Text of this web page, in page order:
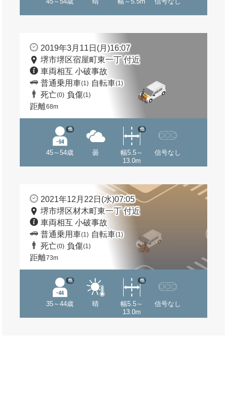
2019年3月11日(月)16:07
堺市堺区宿屋町東一丁 付近
車両相互 小破事故
普通乗用車(1) 自転車(1)
死亡(0) 負傷(1)
距離68m
45～54歳
他
曇
幅5.5～
13.0m
他
信号なし
2021年12月22日(水)07:05
堺市堺区材木町東一丁 付近
車両相互 小破事故
普通乗用車(1) 自転車(1)
死亡(0) 負傷(1)
距離73m
35～44歳
他
晴
幅5.5～
13.0m
他
信号なし